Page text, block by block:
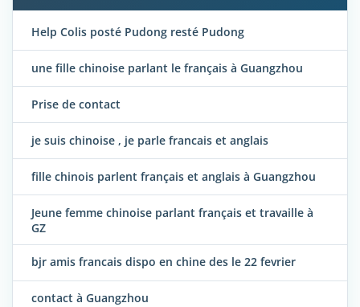
Help Colis posté Pudong resté Pudong
une fille chinoise parlant le français à Guangzhou
Prise de contact
je suis chinoise , je parle francais et anglais
fille chinois parlent français et anglais à Guangzhou
Jeune femme chinoise parlant français et travaille à
GZ
bjr amis francais dispo en chine des le 22 fevrier
contact à Guangzhou